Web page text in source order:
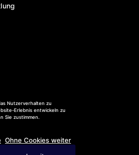
Nutzerverhalten zu
Erlebnis entwickeln zu
Sie zustimmen.
Ohne Cookies weiter